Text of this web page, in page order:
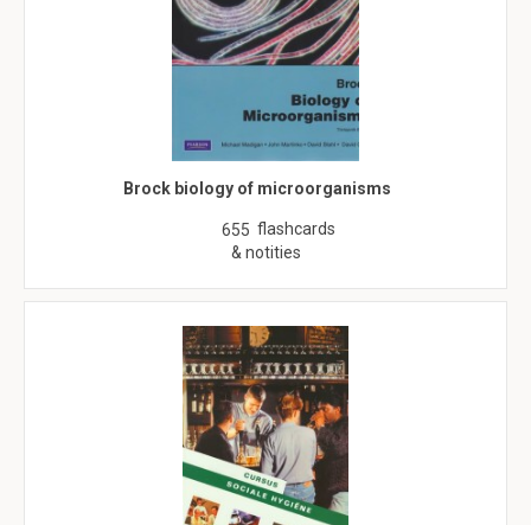
Brock biology of microorganisms
655 flashcards
& notities